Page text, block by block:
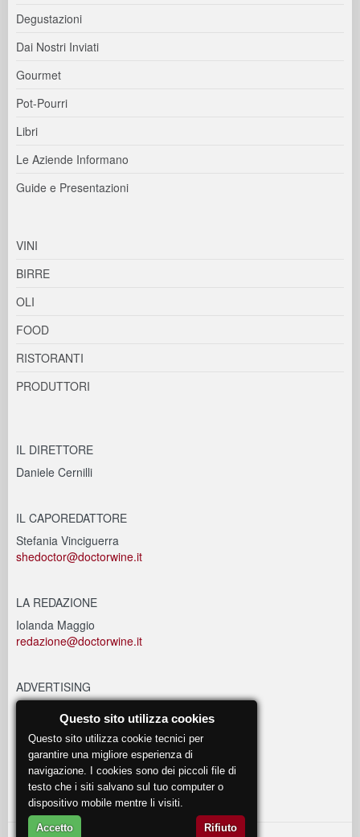
Degustazioni
Dai Nostri Inviati
Gourmet
Pot-Pourri
Libri
Le Aziende Informano
Guide e Presentazioni
VINI
BIRRE
OLI
FOOD
RISTORANTI
PRODUTTORI
IL DIRETTORE
Daniele Cernilli
IL CAPOREDATTORE
Stefania Vinciguerra
shedoctor@doctorwine.it
LA REDAZIONE
Iolanda Maggio
redazione@doctorwine.it
ADVERTISING
EVENTI
eventi@doctorwine.it
Questo sito utilizza cookies
Questo sito utilizza cookie tecnici per
garantire una migliore esperienza di
navigazione. I cookies sono dei piccoli file di
testo che i siti salvano sul tuo computer o
dispositivo mobile mentre li visiti.
Accetto Rifiuto